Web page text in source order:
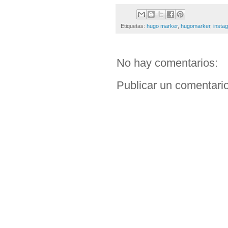
Etiquetas: hugo marker, hugomarker,
No hay comentarios:
Publicar un